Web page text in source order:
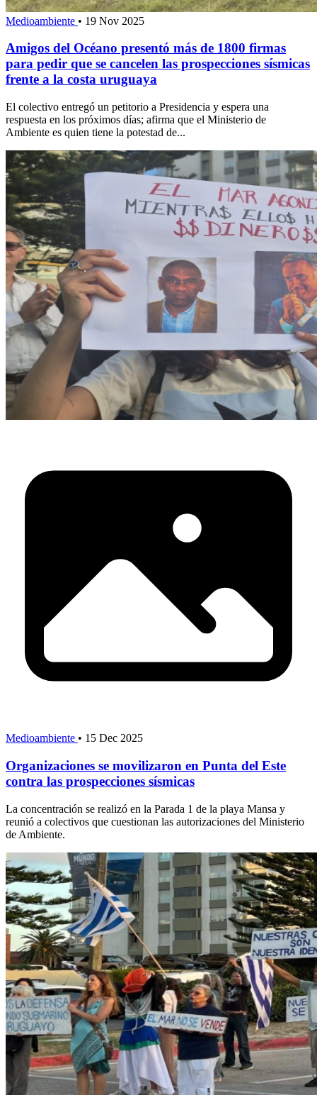
Medioambiente • 19 Nov 2025
Amigos del Océano presentó más de 1800 firmas
para pedir que se cancelen las prospecciones sísmicas
frente a la costa uruguaya
El colectivo entregó un petitorio a Presidencia y espera una
respuesta en los próximos días; afirma que el Ministerio de
Ambiente es quien tiene la potestad de...
Medioambiente • 15 Dec 2025
Organizaciones se movilizaron en Punta del Este
contra las prospecciones sísmicas
La concentración se realizó en la Parada 1 de la playa Mansa y
reunió a colectivos que cuestionan las autorizaciones del Ministerio
de Ambiente.